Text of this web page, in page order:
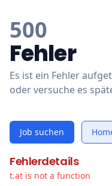
500
Fehler
Es ist ein Fehler
oder versuche es
Job suchen
Fehlerdetails
t.at is not a function